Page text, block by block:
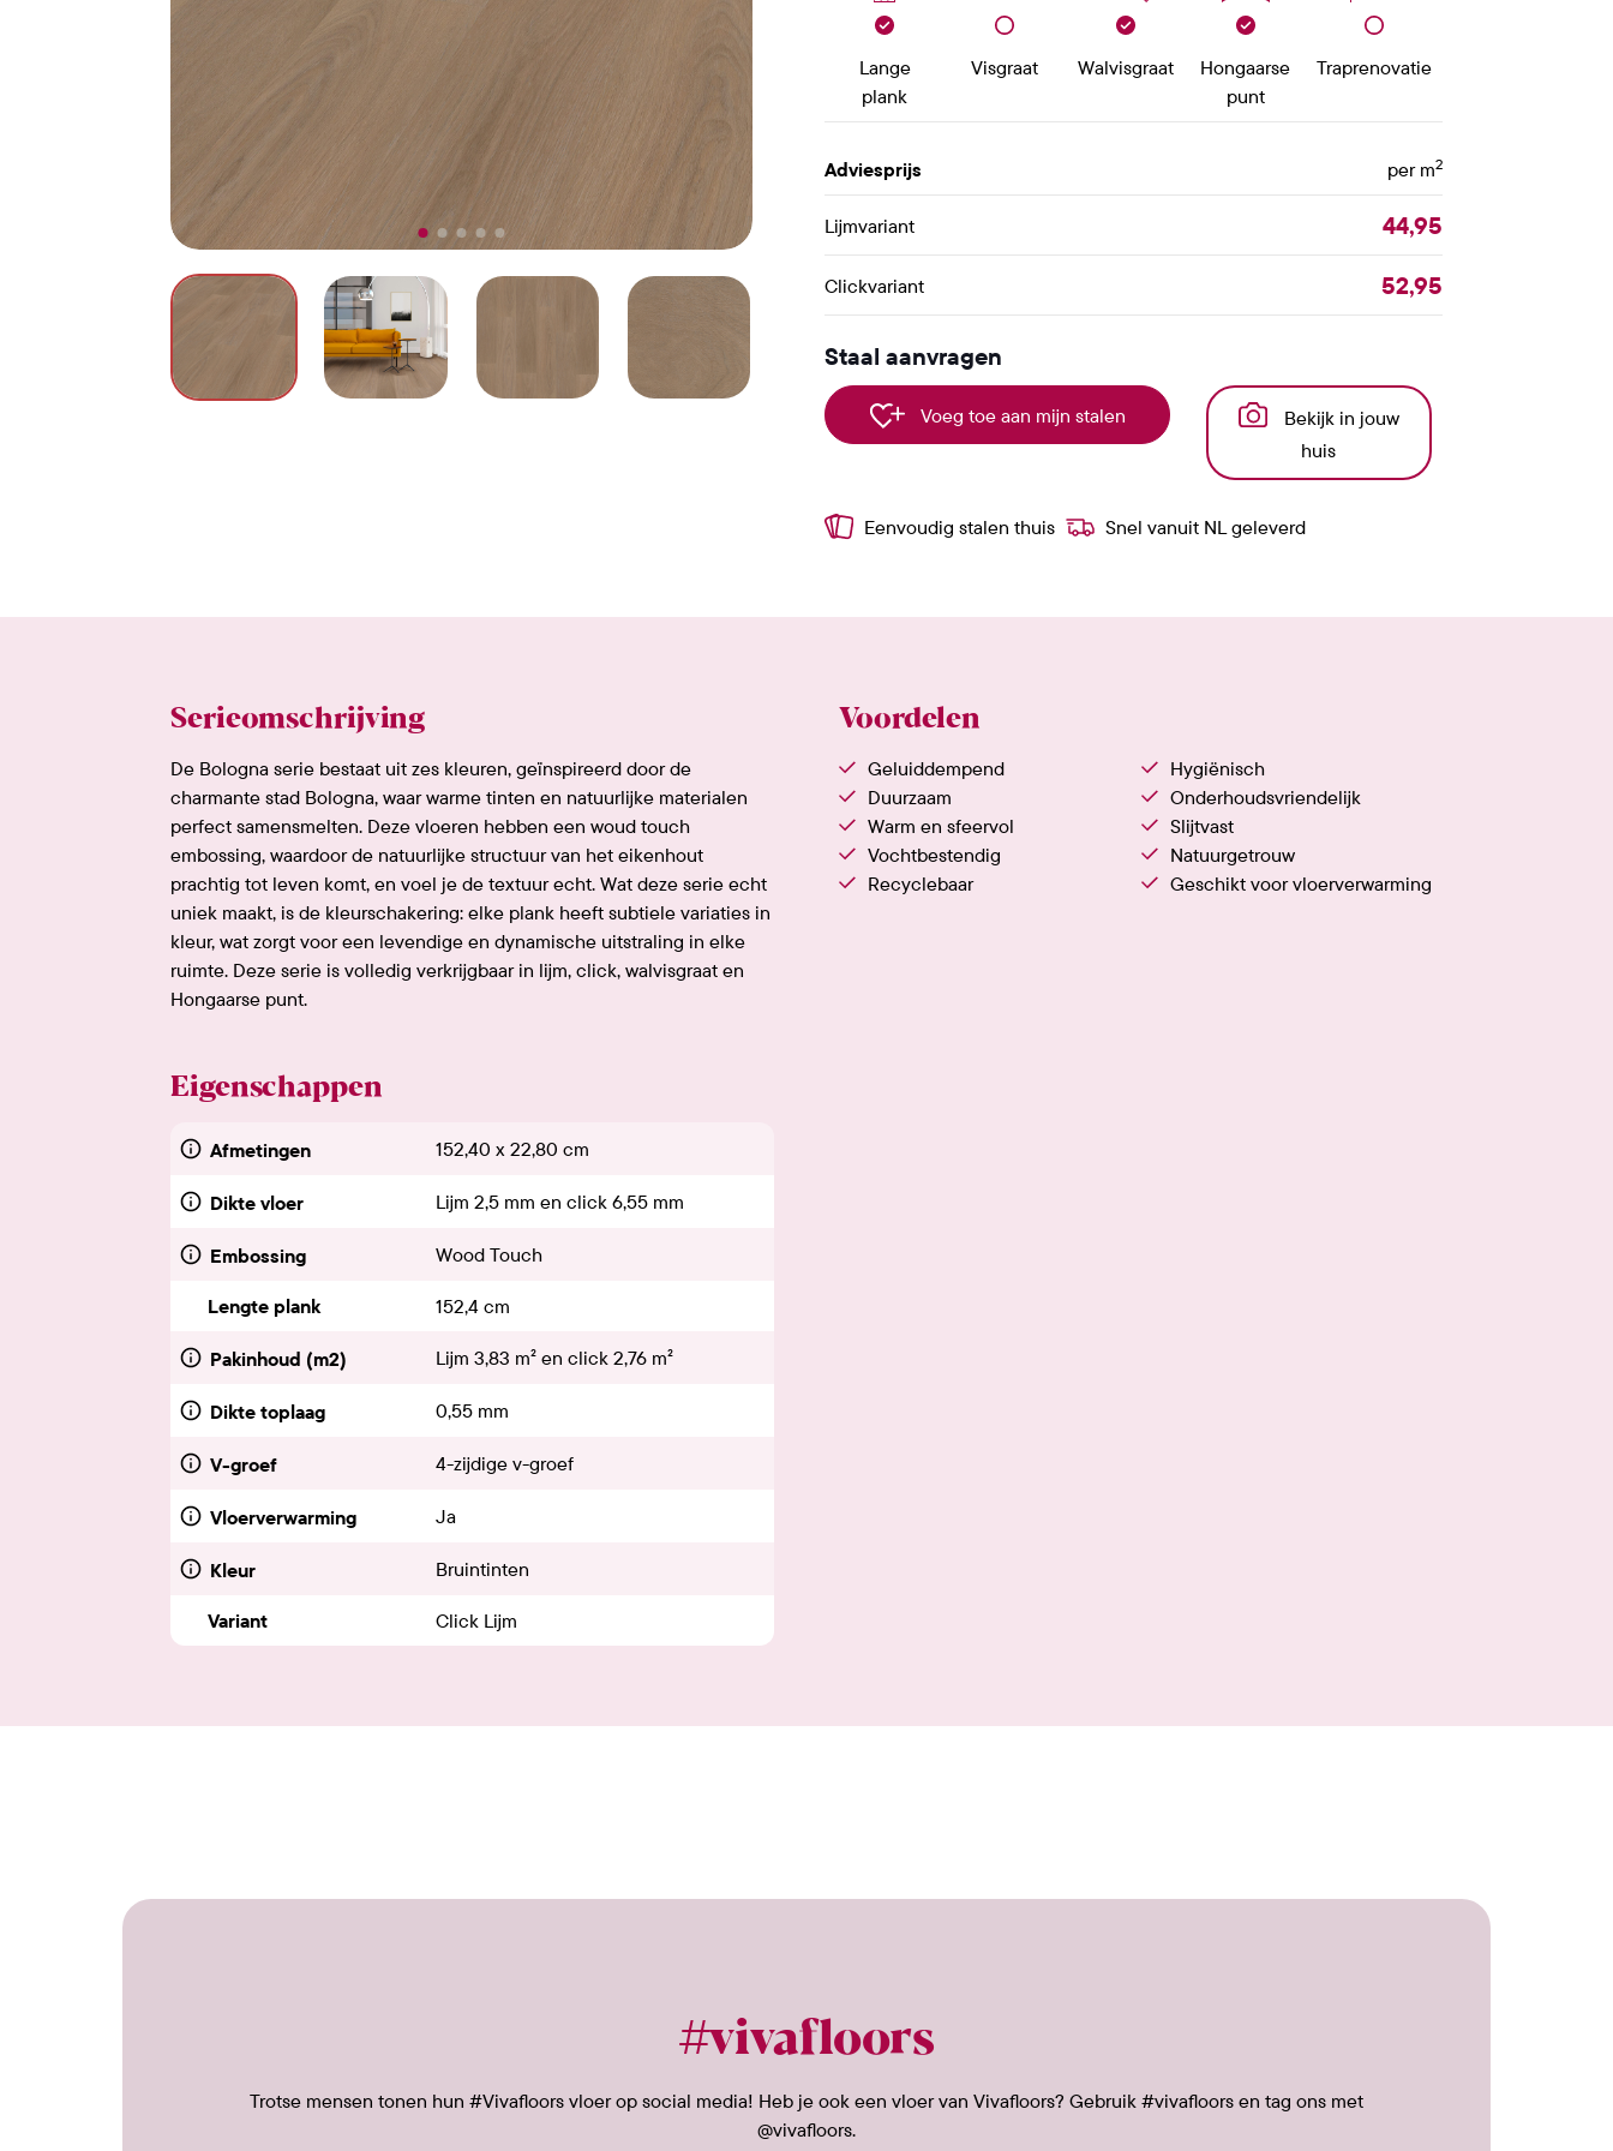
Lange
plank
Visgraat Walvisgraat
Hongaarse
punt
Traprenovatie
Adviesprijs per m2
Lijmvariant 44,95
Clickvariant 52,95
Staal aanvragen
Voeg toe aan mijn stalen
Bekijk in jouw
huis
Eenvoudig stalen thuis Snel vanuit NL geleverd
Serieomschrijving
De Bologna serie bestaat uit zes kleuren, geïnspireerd door de
charmante stad Bologna, waar warme tinten en natuurlijke materialen
perfect samensmelten. Deze vloeren hebben een woud touch
embossing, waardoor de natuurlijke structuur van het eikenhout
prachtig tot leven komt, en voel je de textuur echt. Wat deze serie echt
uniek maakt, is de kleurschakering: elke plank heeft subtiele variaties in
kleur, wat zorgt voor een levendige en dynamische uitstraling in elke
ruimte. Deze serie is volledig verkrijgbaar in lijm, click, walvisgraat en
Hongaarse punt.
Eigenschappen
Afmetingen 152,40 x 22,80 cm
Dikte vloer Lijm 2,5 mm en click 6,55 mm
Embossing Wood Touch
Lengte plank 152,4 cm
Pakinhoud (m2) Lijm 3,83 m² en click 2,76 m²
Dikte toplaag 0,55 mm
V-groef 4-zijdige v-groef
Vloerverwarming Ja
Kleur Bruintinten
Variant Click Lijm
Voordelen
Geluiddempend
Hygiënisch
Duurzaam
Onderhoudsvriendelijk
Warm en sfeervol
Slijtvast
Vochtbestendig
Natuurgetrouw
Recyclebaar
Geschikt voor vloerverwarming
#vivafloors
Trotse mensen tonen hun #Vivafloors vloer op social media! Heb je ook een vloer van Vivafloors? Gebruik #vivafloors en tag ons met
@vivafloors.